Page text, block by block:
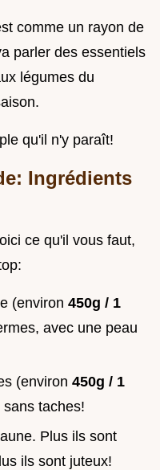
comme un rayon de
parler des essentiels
légumes du
qu'il n'y paraît!
Ingrédients
ce qu'il vous faut,
(environ 450g / 1
avec une peau
(environ 450g / 1
taches!
Plus ils sont
ils sont juteux!